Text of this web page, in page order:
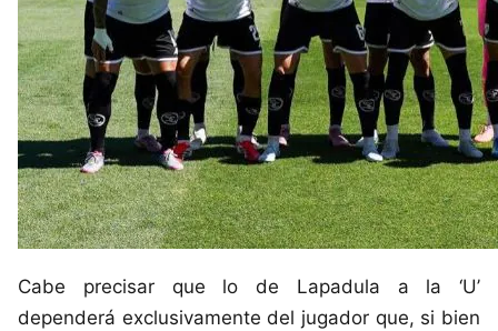
Cabe precisar que lo de Lapadula a la ‘U’
dependerá exclusivamente del jugador que, si bien